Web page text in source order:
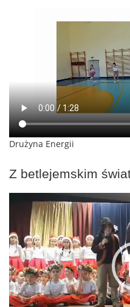
Drużyna Energii
Z betlejemskim
Odtwarzacz